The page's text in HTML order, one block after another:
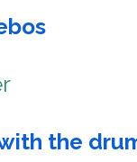
the